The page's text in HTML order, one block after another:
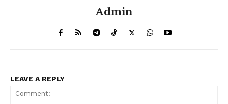
Admin
LEAVE A REPLY